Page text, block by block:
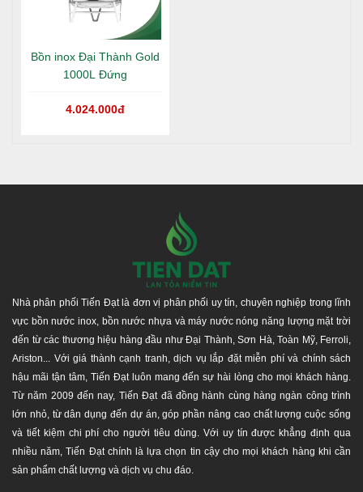
và giá ưu đãi!
HỆ THỐNG PHÂN PHỐI HÀNG ĐẦU UY TÍN - CHUYÊN
NGHIỆP TẠI TP. HCM
Bồn inox Đại Thành Gold
1000L Đứng
4.024.000đ
Nhà phân phối Tiến Đạt là đơn vị phân phối uy tín, chuyên nghiệp trong lĩnh
vực bồn nước inox, bồn nước nhựa và máy nước nóng năng lượng mặt trời
đến từ các thương hiệu hàng đầu như Đại Thành, Sơn Hà, Toàn Mỹ, Ferroli,
Ariston... Với giá thành cạnh tranh, dịch vụ lắp đặt miễn phí và chính sách
hậu mãi tận tâm, Tiến Đạt luôn mang đến sự hài lòng cho mọi khách hàng.
Từ năm 2009 đến nay, Tiến Đạt đã đồng hành cùng hàng ngàn công trình
lớn nhỏ, từ dân dụng đến dự án, góp phần nâng cao chất lượng cuộc sống
và tiết kiệm chi phí cho người tiêu dùng. Với uy tín được khẳng định qua
nhiều năm, Tiến Đạt chính là lựa chọn tin cậy cho mọi khách hàng khi cần
sản phẩm chất lượng và dịch vụ chu đáo.